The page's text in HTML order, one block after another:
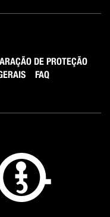
DE PROTEÇÃO
FAQ